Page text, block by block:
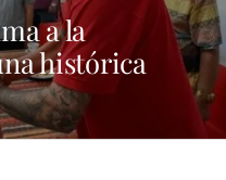
a la
histórica